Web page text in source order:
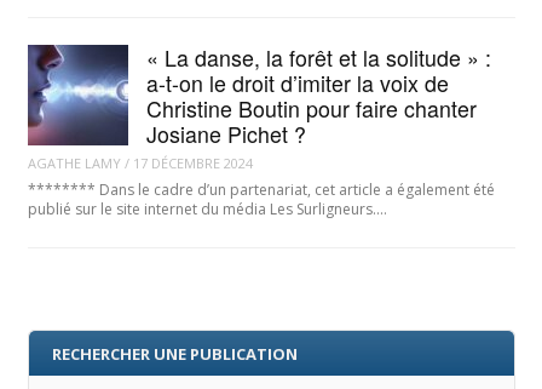
« La danse, la forêt et la solitude » :
a-t-on le droit d’imiter la voix de
Christine Boutin pour faire chanter
Josiane Pichet ?
AGATHE LAMY / 17 DÉCEMBRE 2024
******** Dans le cadre d’un partenariat, cet article a également été
publié sur le site internet du média Les Surligneurs.…
RECHERCHER UNE PUBLICATION